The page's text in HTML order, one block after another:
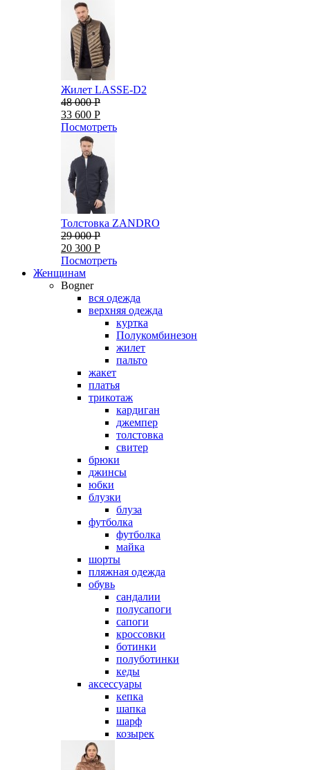
Жилет LASSE-D2
48 000 Р
33 600 Р
Посмотреть
Толстовка ZANDRO
29 000 Р
20 300 Р
Посмотреть
Женщинам
Bogner
вся одежда
верхняя одежда
куртка
Полукомбинезон
жилет
пальто
жакет
платья
трикотаж
кардиган
джемпер
толстовка
свитер
брюки
джинсы
юбки
блузки
блуза
футболка
футболка
майка
шорты
пляжная одежда
oбувь
сандалии
полусапоги
сапоги
кроссовки
ботинки
полуботинки
кеды
аксессуары
кепка
шапка
шарф
козырек